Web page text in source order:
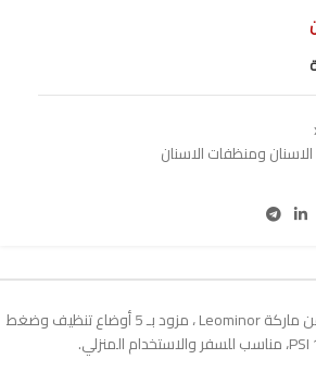
ومنظفات الاسنان
جهاز تنظيف الأسنان المائي من ماركة Leominor ، مزود بـ 5 أوضاع تنظيف وضغط